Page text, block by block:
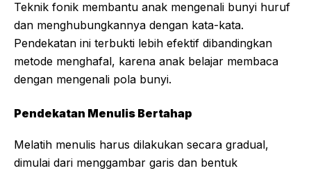
Teknik fonik membantu anak mengenali bunyi huruf
dan menghubungkannya dengan kata-kata.
Pendekatan ini terbukti lebih efektif dibandingkan
metode menghafal, karena anak belajar membaca
dengan mengenali pola bunyi.
Pendekatan Menulis Bertahap
Melatih menulis harus dilakukan secara gradual,
dimulai dari menggambar garis dan bentuk